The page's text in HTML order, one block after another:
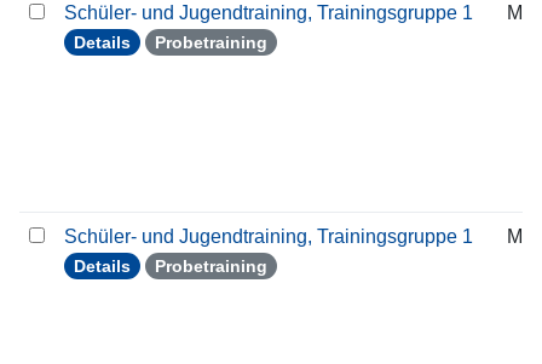
Schüler- und Jugendtraining, Trainingsgruppe 1
Details Probetraining
Schüler- und Jugendtraining, Trainingsgruppe 1
Details Probetraining